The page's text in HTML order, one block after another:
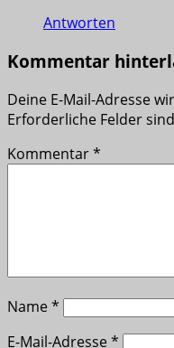
Antworten
Kommentar
Deine E-Mail-Adresse
Erforderliche Felder
Kommentar*
Name*
E-Mail-Adresse*